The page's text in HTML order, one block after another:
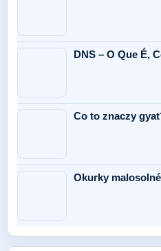
DNS – O Que É,
Co to znaczy
Okurky